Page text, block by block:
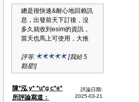
總是很快速&耐心地回賴訊
息，出發前天下訂後，沒
多久就收到esim的資訊，
當天也馬上可使用，大推
評等:
[我給 5
顆星!]
陳*泓 y* *u*g c*e*
所評論寫道：
評論日期:
2025-03-21